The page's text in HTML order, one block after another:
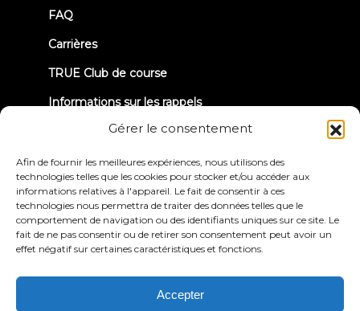
Gérer le consentement
Afin de fournir les meilleures expériences, nous utilisons des
technologies telles que les cookies pour stocker et/ou accéder aux
informations relatives à l'appareil. Le fait de consentir à ces
technologies nous permettra de traiter des données telles que le
comportement de navigation ou des identifiants uniques sur ce site. Le
fait de ne pas consentir ou de retirer son consentement peut avoir un
effet négatif sur certaines caractéristiques et fonctions.
Accepter
FAQ
Carrières
TRUE Club de course
Informations sur les rappels
Déclaration d'accessibilité